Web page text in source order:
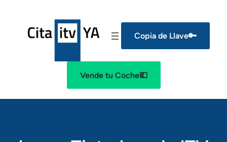
Copia de Llave🔑
Vende tu Coche💶